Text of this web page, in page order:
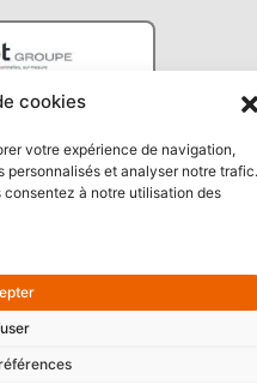
cookies
votre expérience de navigation,
et analyser notre trafic.
consentez à notre utilisation des
Argent